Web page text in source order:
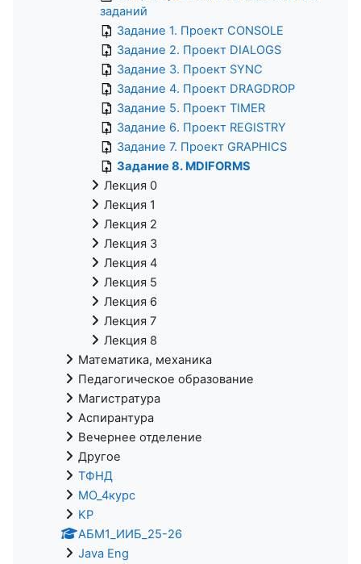
заданий
Задание 1. Проект CONSOLE
Задание 2. Проект DIALOGS
Задание 3. Проект SYNC
Задание 4. Проект DRAGDROP
Задание 5. Проект TIMER
Задание 6. Проект REGISTRY
Задание 7. Проект GRAPHICS
Задание 8. MDIFORMS
Лекция 0
Лекция 1
Лекция 2
Лекция 3
Лекция 4
Лекция 5
Лекция 6
Лекция 7
Лекция 8
Математика, механика
Педагогическое образование
Магистратура
Аспирантура
Вечернее отделение
Другое
ТФНД
МО_4курс
KP
АБМ1_ИИБ_25-26
Java Eng